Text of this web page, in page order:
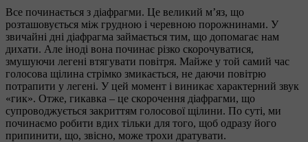
Все починається з діафрагми. Це великий м’яз, що
розташовується між грудною і черевною порожнинами. У
звичайні дні діафрагма займається тим, що допомагає нам
дихати. Але іноді вона починає різко скорочуватися,
змушуючи легені втягувати повітря. Майже у той самий час
голосова щілина стрімко змикається, не даючи повітрю
потрапити у легені. У цей момент і виникає характерний звук
«гик». Отже, гикавка – це скорочення діафрагми, що
супроводжується закриттям голосової щілини. По суті, ми
починаємо робити вдих тільки для того, щоб одразу його
припинити, що, звісно, може трохи дратувати.